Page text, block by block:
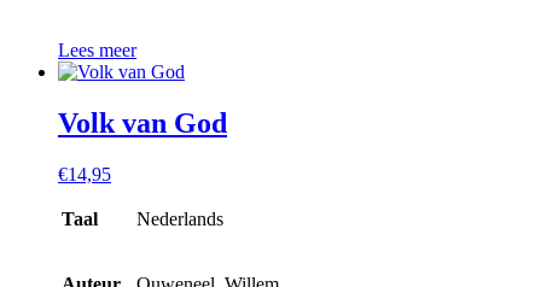
Lees meer
Volk van God
€14,95
Taal Nederlands